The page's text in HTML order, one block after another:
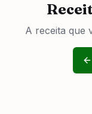
A receita que